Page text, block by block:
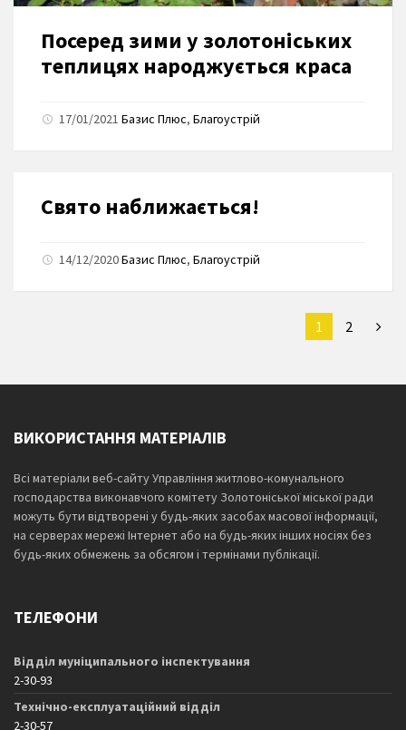
Посеред зими у золотоніських
теплицях народжується краса
17/01/2021 Базис Плюс, Благоустрій
Свято наближається!
14/12/2020Базис Плюс, Благоустрій
1 2
ВИКОРИСТАННЯ МАТЕРІАЛІВ
Всі матеріали веб-сайту Управління житлово-комунального
господарства виконавчого комітету Золотоніської міської ради
можуть бути відтворені у будь-яких засобах масової інформації,
на серверах мережі Інтернет або на будь-яких інших носіях без
будь-яких обмежень за обсягом і термінами публікації.
ТЕЛЕФОНИ
Відділ муніципального інспектування
2-30-93
Технічно-експлуатаційний відділ
2-30-57